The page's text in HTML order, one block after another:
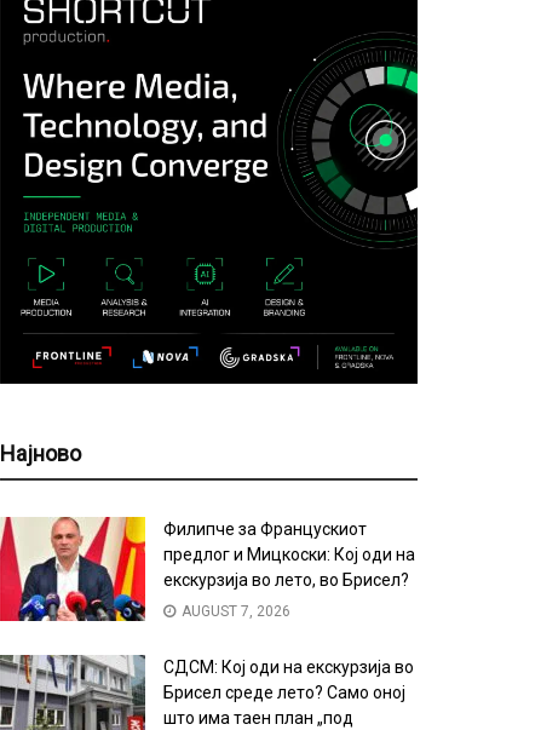
Најново
Филипче за Францускиот
предлог и Мицкоски: Кој оди на
екскурзија во лето, во Брисел?
AUGUST 7, 2026
СДСМ: Кој оди на екскурзија во
Брисел среде лето? Само оној
што има таен план „под